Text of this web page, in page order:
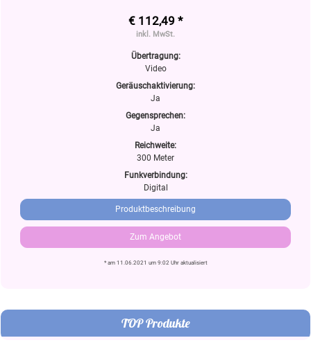
€ 112,49 *
inkl. MwSt.
Übertragung:
Video
Geräuschaktivierung:
Ja
Gegensprechen:
Ja
Reichweite:
300 Meter
Funkverbindung:
Digital
Produktbeschreibung
Zum Angebot
* am 11.06.2021 um 9:02 Uhr aktualisiert
TOP Produkte